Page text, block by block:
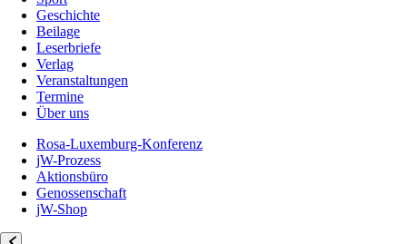
Geschichte
Beilage
Leserbriefe
Verlag
Veranstaltungen
Termine
Über uns
Rosa-Luxemburg-Konferenz
jW-Prozess
Aktionsbüro
Genossenschaft
jW-Shop